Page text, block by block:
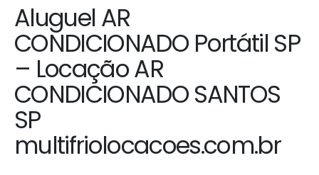
Aluguel AR
CONDICIONADO Portátil SP
– Locação AR
CONDICIONADO SANTOS
SP
multifriolocacoes.com.br